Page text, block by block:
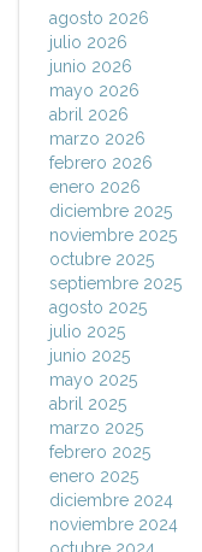
agosto 2026
julio 2026
junio 2026
mayo 2026
abril 2026
marzo 2026
febrero 2026
enero 2026
diciembre 2025
noviembre 2025
octubre 2025
septiembre 2025
agosto 2025
julio 2025
junio 2025
mayo 2025
abril 2025
marzo 2025
febrero 2025
enero 2025
diciembre 2024
noviembre 2024
octubre 2024